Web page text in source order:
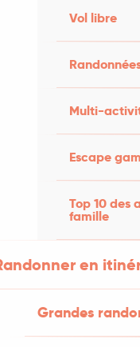
Vol libre
Multi-
Escape
Top 10 des
famille
en
Grandes
week-end !
producteurs,
festive pour